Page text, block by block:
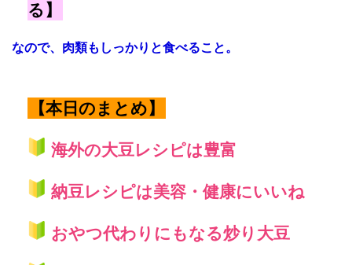
る】
なので、肉類もしっかりと食べること。
【本日のまとめ】
海外の大豆レシピは豊富
納豆レシピは美容・健康にいいね
おやつ代わりにもなる炒り大豆